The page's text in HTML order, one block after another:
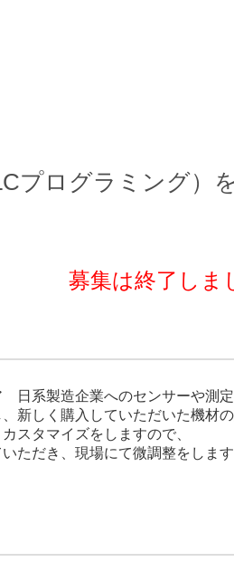
プログラミング）
募集は終了しま
日系製造企業へのセンサーや測定
新しく購入していただいた機材
スタマイズをしますので、
ただき、現場にて微調整をします